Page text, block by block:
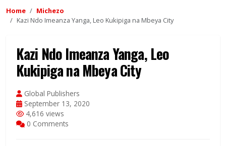
Home
Michezo
Kazi Ndo Imeanza Yanga, Leo Kukipiga na Mbeya City
Kazi Ndo Imeanza Yanga, Leo
Kukipiga na Mbeya City
Global Publishers
September 13, 2020
4,616 views
0 Comments